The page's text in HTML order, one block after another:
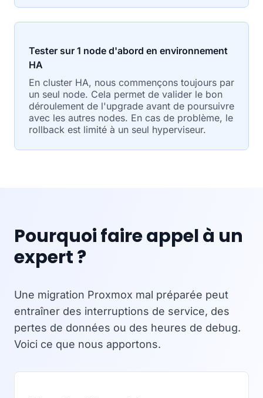
Tester sur 1 node d'abord en environnement
HA
En cluster HA, nous commençons toujours par
un seul node. Cela permet de valider le bon
déroulement de l'upgrade avant de poursuivre
avec les autres nodes. En cas de problème, le
rollback est limité à un seul hyperviseur.
Pourquoi faire appel à un
expert ?
Une migration Proxmox mal préparée peut
entraîner des interruptions de service, des
pertes de données ou des heures de debug.
Voici ce que nous apportons.